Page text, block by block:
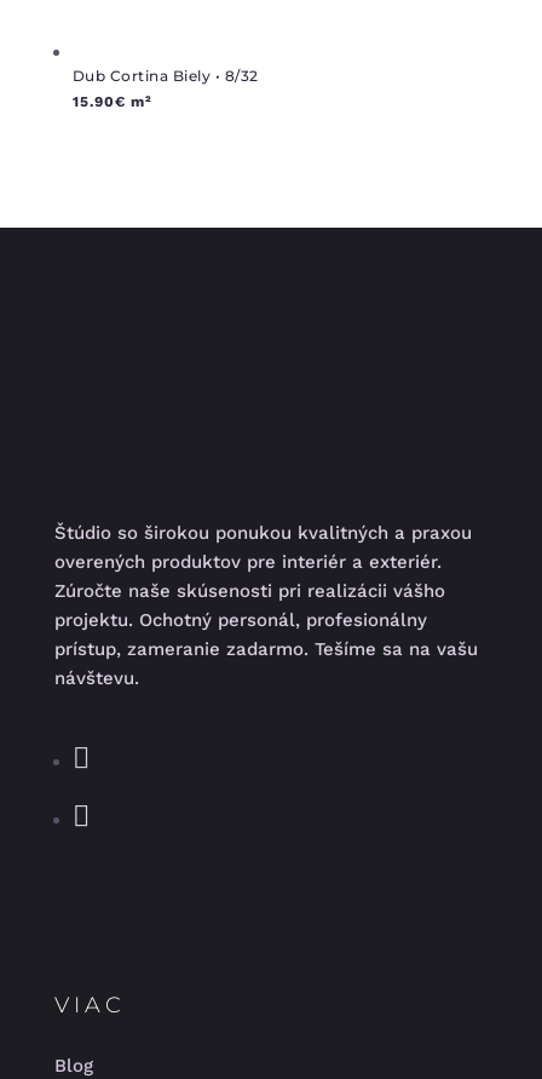
Dub Cortina Biely • 8/32
15.90€ m²
Štúdio so širokou ponukou kvalitných a praxou
overených produktov pre interiér a exteriér.
Zúročte naše skúsenosti pri realizácii vášho
projektu. Ochotný personál, profesionálny
prístup, zameranie zadarmo. Tešíme sa na vašu
návštevu.
VIAC
Blog